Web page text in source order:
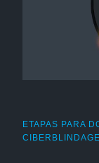
ETAPAS PARA